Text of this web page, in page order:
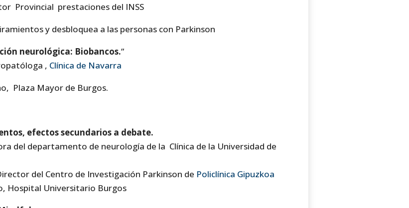
Provincial prestaciones del INSS
y desbloquea a las personas con Parkinson
neurológica: Biobancos.”
, Clínica de Navarra
Plaza Mayor de Burgos.
efectos secundarios a debate.
del departamento de neurología de la Clínica de la Universidad de
del Centro de Investigación Parkinson de Policlínica Gipuzkoa
Hospital Universitario Burgos